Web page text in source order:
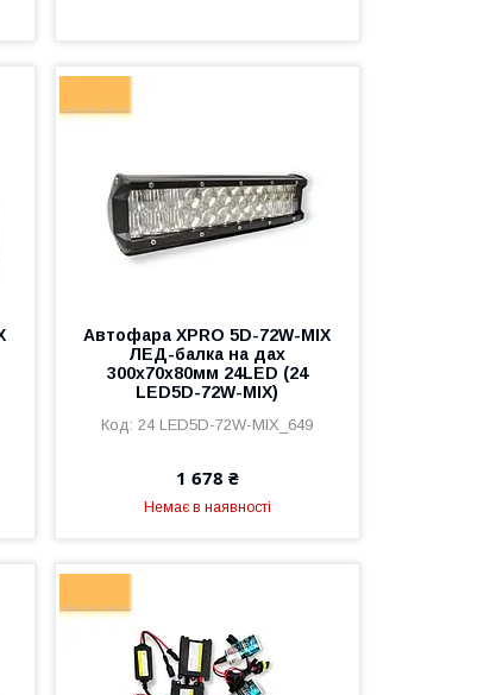
Автофара XPRO 5D-72W-MIX
ЛЕД-балка на дах
300х70х80мм 24LED (24
LED5D-72W-MIX)
24 LED5D-72W-MIX_649
1 678 ₴
Немає в наявності